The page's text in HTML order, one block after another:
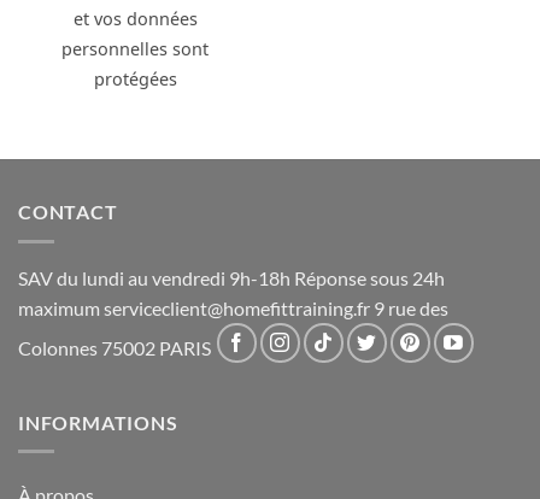
et vos données
personnelles sont
protégées
CONTACT
SAV du lundi au vendredi 9h-18h Réponse sous 24h
maximum serviceclient@homefittraining.fr 9 rue des
Colonnes 75002 PARIS
INFORMATIONS